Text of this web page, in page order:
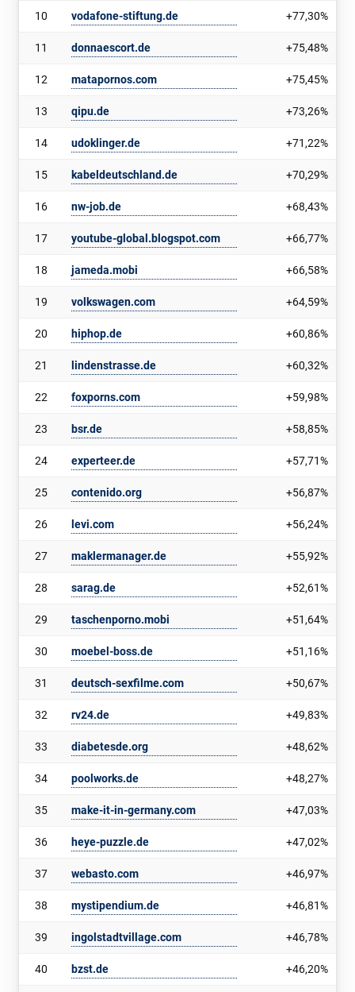
10 vodafone-stiftung.de +77,30%
11 donnaescort.de +75,48%
12 matapornos.com +75,45%
13 qipu.de +73,26%
14 udoklinger.de +71,22%
15 kabeldeutschland.de +70,29%
16 nw-job.de +68,43%
17 youtube-global.blogspot.com +66,77%
18 jameda.mobi +66,58%
19 volkswagen.com +64,59%
20 hiphop.de +60,86%
21 lindenstrasse.de +60,32%
22 foxporns.com +59,98%
23 bsr.de +58,85%
24 experteer.de +57,71%
25 contenido.org +56,87%
26 levi.com +56,24%
27 maklermanager.de +55,92%
28 sarag.de +52,61%
29 taschenporno.mobi +51,64%
30 moebel-boss.de +51,16%
31 deutsch-sexfilme.com +50,67%
32 rv24.de +49,83%
33 diabetesde.org +48,62%
34 poolworks.de +48,27%
35 make-it-in-germany.com +47,03%
36 heye-puzzle.de +47,02%
37 webasto.com +46,97%
38 mystipendium.de +46,81%
39 ingolstadtvillage.com +46,78%
40 bzst.de +46,20%